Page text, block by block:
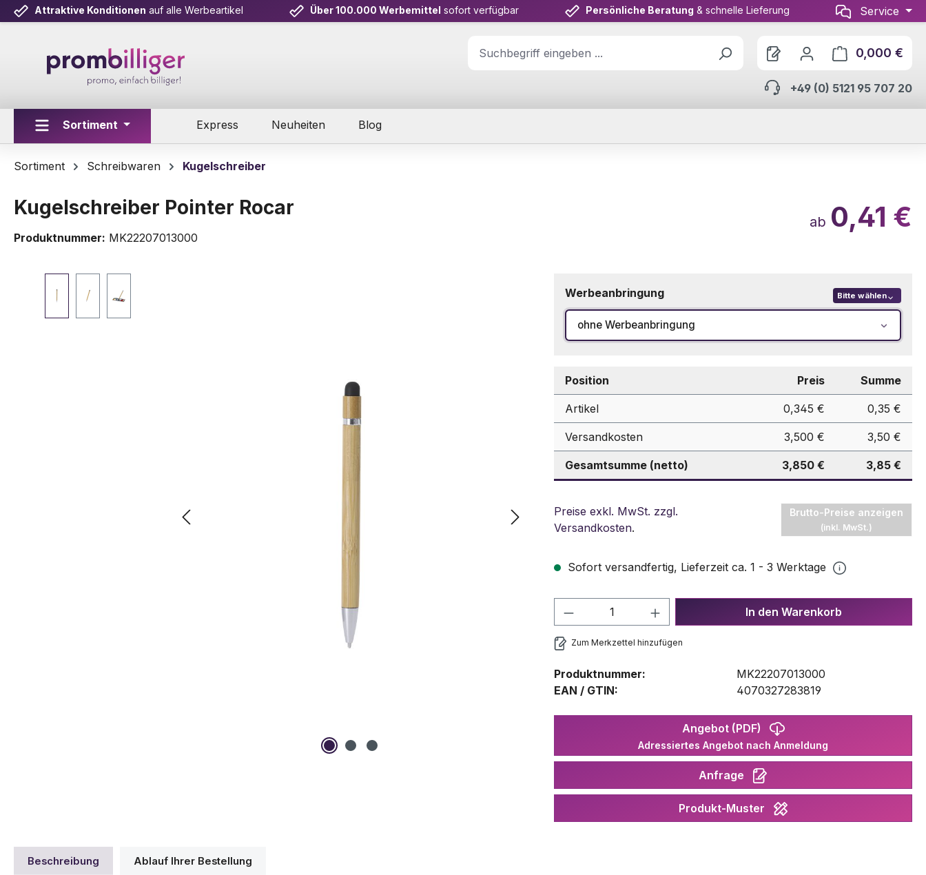
Hauptinhalt springen
Zur Suche springen
Zur Hauptnavigation springen
Attraktive Konditionen auf alle Werbeartikel Über 100.000 Werbemittel sofort verfügbar Persönliche Beratung & schnelle Lieferung Service
0,000 €
+49 (0) 5121 95 707 20
Sortiment Express Neuheiten Blog
Sortiment Schreibwaren Kugelschreiber
Kugelschreiber Pointer Rocar
Produktnummer: MK22207013000
ab 0,41 €
Werbeanbringung
Bitte wählen
ohne Werbeanbringung
Position Preis Summe
Artikel 0,345 € 0,35 €
Versandkosten 3,500 € 3,50 €
Gesamtsumme (netto) 3,850 € 3,85 €
Preise exkl. MwSt. zzgl.
Versandkosten.
Brutto-Preise anzeigen
(inkl. MwSt.)
Sofort versandfertig, Lieferzeit ca. 1 - 3 Werktage
Produkt Anzahl: Gib den gewünschten Wert
In den Warenkorb
Zum Merkzettel hinzufügen
Produktnummer:
MK22207013000
EAN / GTIN:
4070327283819
Angebot (PDF)
Adressiertes Angebot nach Anmeldung
Anfrage
Produkt-Muster
Beschreibung Ablauf Ihrer Bestellung